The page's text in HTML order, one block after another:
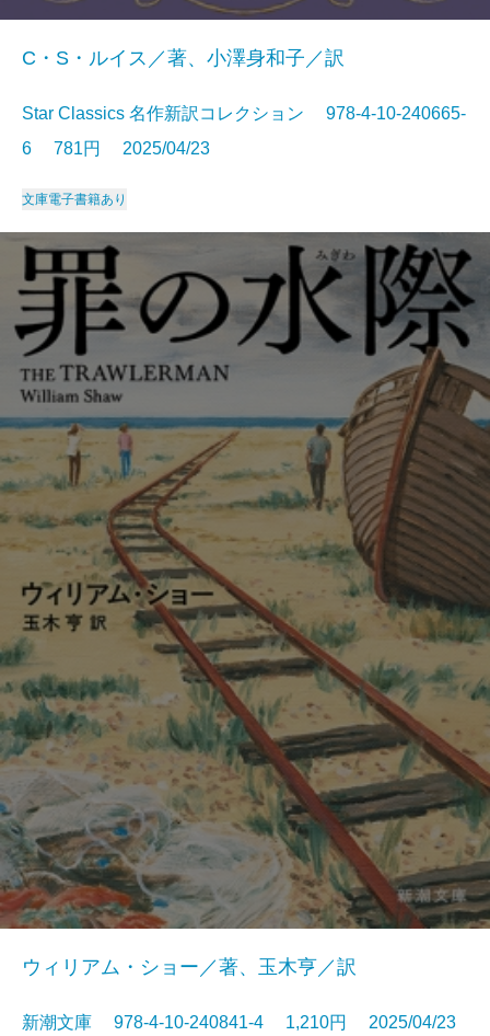
C・S・ルイス／著、小澤身和子／訳
Star Classics 名作新訳コレクション 978-4-10-240665-
6 781円 2025/04/23
文庫電子書籍あり
ウィリアム・ショー／著、玉木亨／訳
新潮文庫 978-4-10-240841-4 1,210円 2025/04/23